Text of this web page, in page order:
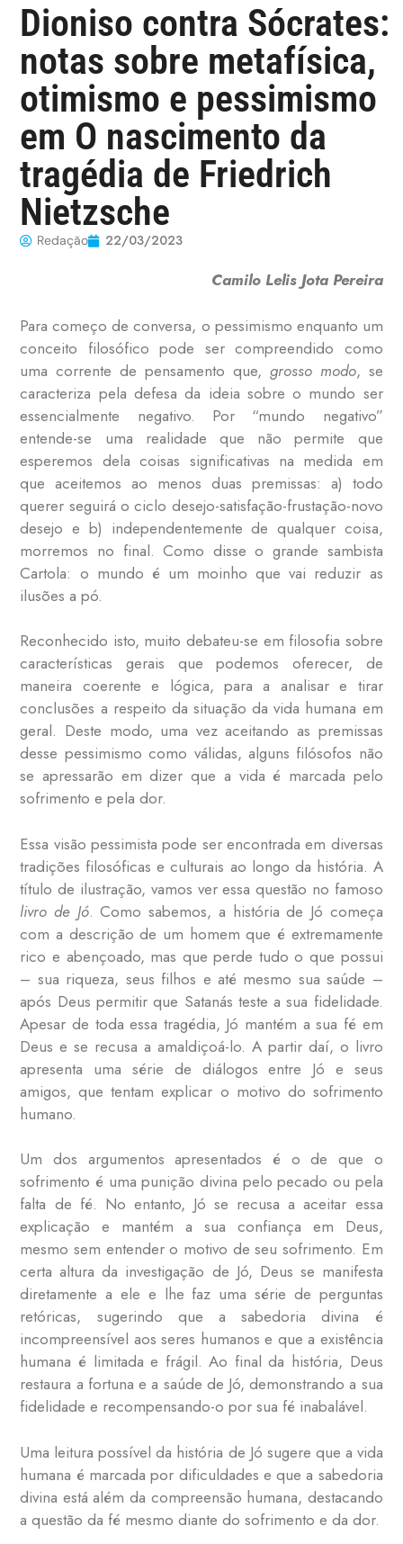
Dioniso contra Sócrates:
notas sobre metafísica,
otimismo e pessimismo
em O nascimento da
tragédia de Friedrich
Nietzsche
Redação 22/03/2023
Camilo Lelis Jota Pereira
Para começo de conversa, o pessimismo enquanto um
conceito filosófico pode ser compreendido como
uma corrente de pensamento que, grosso modo, se
caracteriza pela defesa da ideia sobre o mundo ser
essencialmente negativo. Por “mundo negativo”
entende-se uma realidade que não permite que
esperemos dela coisas significativas na medida em
que aceitemos ao menos duas premissas: a) todo
querer seguirá o ciclo desejo-satisfação-frustação-novo
desejo e b) independentemente de qualquer coisa,
morremos no final. Como disse o grande sambista
Cartola: o mundo é um moinho que vai reduzir as
ilusões a pó.
Reconhecido isto, muito debateu-se em filosofia sobre
características gerais que podemos oferecer, de
maneira coerente e lógica, para a analisar e tirar
conclusões a respeito da situação da vida humana em
geral. Deste modo, uma vez aceitando as premissas
desse pessimismo como válidas, alguns filósofos não
se apressarão em dizer que a vida é marcada pelo
sofrimento e pela dor.
Essa visão pessimista pode ser encontrada em diversas
tradições filosóficas e culturais ao longo da história. A
título de ilustração, vamos ver essa questão no famoso
livro de Jó. Como sabemos, a história de Jó começa
com a descrição de um homem que é extremamente
rico e abençoado, mas que perde tudo o que possui
– sua riqueza, seus filhos e até mesmo sua saúde –
após Deus permitir que Satanás teste a sua fidelidade.
Apesar de toda essa tragédia, Jó mantém a sua fé em
Deus e se recusa a amaldiçoá-lo. A partir daí, o livro
apresenta uma série de diálogos entre Jó e seus
amigos, que tentam explicar o motivo do sofrimento
humano.
Um dos argumentos apresentados é o de que o
sofrimento é uma punição divina pelo pecado ou pela
falta de fé. No entanto, Jó se recusa a aceitar essa
explicação e mantém a sua confiança em Deus,
mesmo sem entender o motivo de seu sofrimento. Em
certa altura da investigação de Jó, Deus se manifesta
diretamente a ele e lhe faz uma série de perguntas
retóricas, sugerindo que a sabedoria divina é
incompreensível aos seres humanos e que a existência
humana é limitada e frágil. Ao final da história, Deus
restaura a fortuna e a saúde de Jó, demonstrando a sua
fidelidade e recompensando-o por sua fé inabalável.
Uma leitura possível da história de Jó sugere que a vida
humana é marcada por dificuldades e que a sabedoria
divina está além da compreensão humana, destacando
a questão da fé mesmo diante do sofrimento e da dor.